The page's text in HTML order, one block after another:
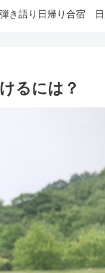
弾き語り日帰り合宿
るには？